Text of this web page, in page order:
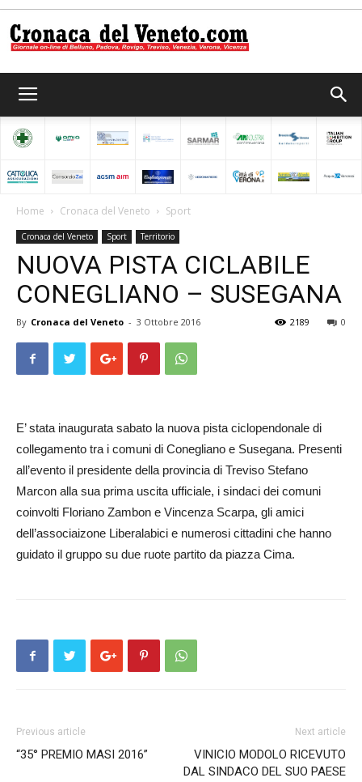
del
Home Cronaca del Veneto Sport
Cronaca del Veneto Sport Territorio
NUOVA PISTA CICLABILE
CONEGLIANO – SUSEGANA
By Cronaca del Veneto - 3 Ottobre 2016 0
2189
E’ stata inaugurata sabato la nuova pista ciclopendonale di
collegamento tra i comuni di Conegliano e Susegana. Presenti
all’evento il presidente della provincia di Treviso Stefano
Marcon alla sua prima uscita ufficiale, i sindaci dei comuni
coinvolti Floriano Zambon e Vincenza Scarpa, gli amici
dell’associaizone Liberalabici e numerosi cittadini che hanno
guidato il gruppo su due ruote partito da piazza Cima.
Previous article
“35° PREMIO MASI 2016”
Next article
VINICIO MODOLO RICEVUTO
DAL SINDACO DEL SUO PAESE